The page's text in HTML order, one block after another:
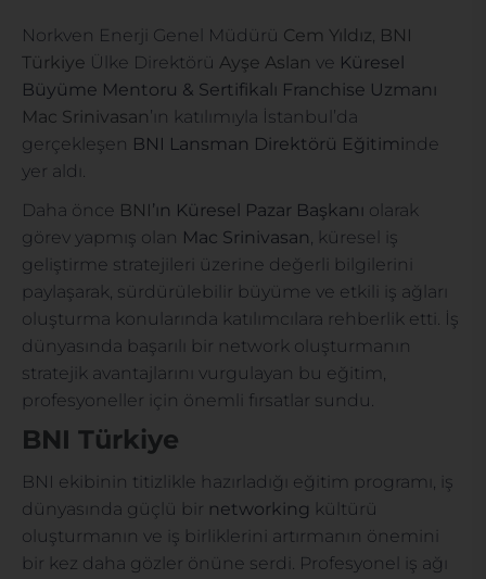
Norkven Enerji Genel Müdürü Cem Yıldız BNI
Türkiye Ülke Direktörü Ayşe Aslan ve Küresel
Büyüme Mentoru & Sertifikalı Franchise Uzmanı
Mac Srinivasan’ın katılımıyla İstanbul’da
gerçekleşen BNI Lansman Direktörü Eğitiminde
yer aldı.
Daha önce BNI’ın Küresel Pazar Başkanı olarak
görev yapmış olan Mac Srinivasan , küresel iş
geliştirme stratejileri üzerine değerli bilgilerini
paylaşarak, sürdürülebilir büyüme ve etkili iş ağları
oluşturma konularında katılımcılara rehberlik etti. İş
dünyasında başarılı bir network oluşturmanın
stratejik avantajlarını vurgulayan bu eğitim,
profesyoneller için önemli fırsatlar sundu.
BNI Türkiye
BNI ekibinin titizlikle hazırladığı eğitim programı, iş
dünyasında güçlü bir networking kültürü
oluşturmanın ve iş birliklerini artırmanın önemini
bir kez daha gözler önüne serdi. Profesyonel iş ağı